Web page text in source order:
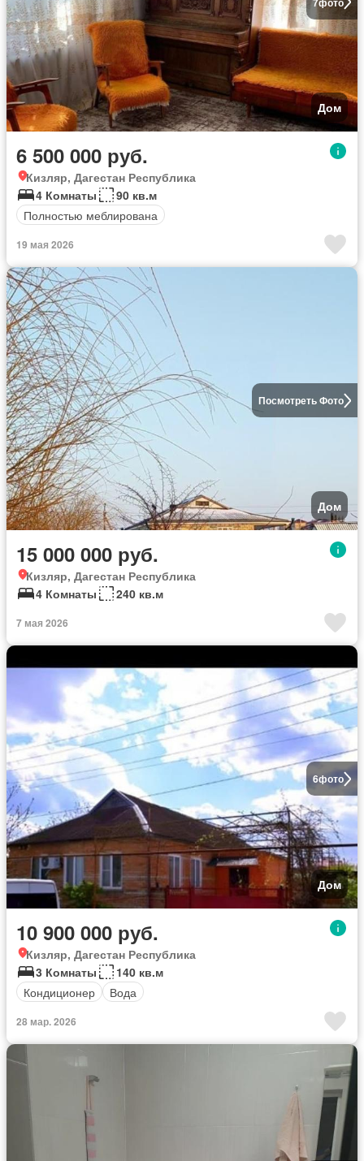
Дом
6 500 000 руб.
Кизляр, Дагестан Республика
4 Комнаты
90 кв.м
Полностью меблирована
19 мая 2026
Посмотреть Фото
Дом
15 000 000 руб.
Кизляр, Дагестан Республика
4 Комнаты
240 кв.м
7 мая 2026
6фото
Дом
10 900 000 руб.
Кизляр, Дагестан Республика
3 Комнаты
140 кв.м
Кондиционер
Вода
28 мар. 2026